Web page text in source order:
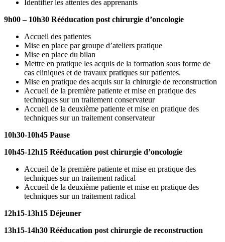
Identifier les attentes des apprenants
9h00 – 10h30 Rééducation post chirurgie d’oncologie
Accueil des patientes
Mise en place par groupe d’ateliers pratique
Mise en place du bilan
Mettre en pratique les acquis de la formation sous forme de
cas cliniques et de travaux pratiques sur patientes.
Mise en pratique des acquis sur la chirurgie de reconstruction
Accueil de la première patiente et mise en pratique des
techniques sur un traitement conservateur
Accueil de la deuxième patiente et mise en pratique des
techniques sur un traitement conservateur
10h30-10h45 Pause
10h45-12h15 Rééducation post chirurgie d’oncologie
Accueil de la première patiente et mise en pratique des
techniques sur un traitement radical
Accueil de la deuxième patiente et mise en pratique des
techniques sur un traitement radical
12h15-13h15 Déjeuner
13h15-14h30 Rééducation post chirurgie de reconstruction